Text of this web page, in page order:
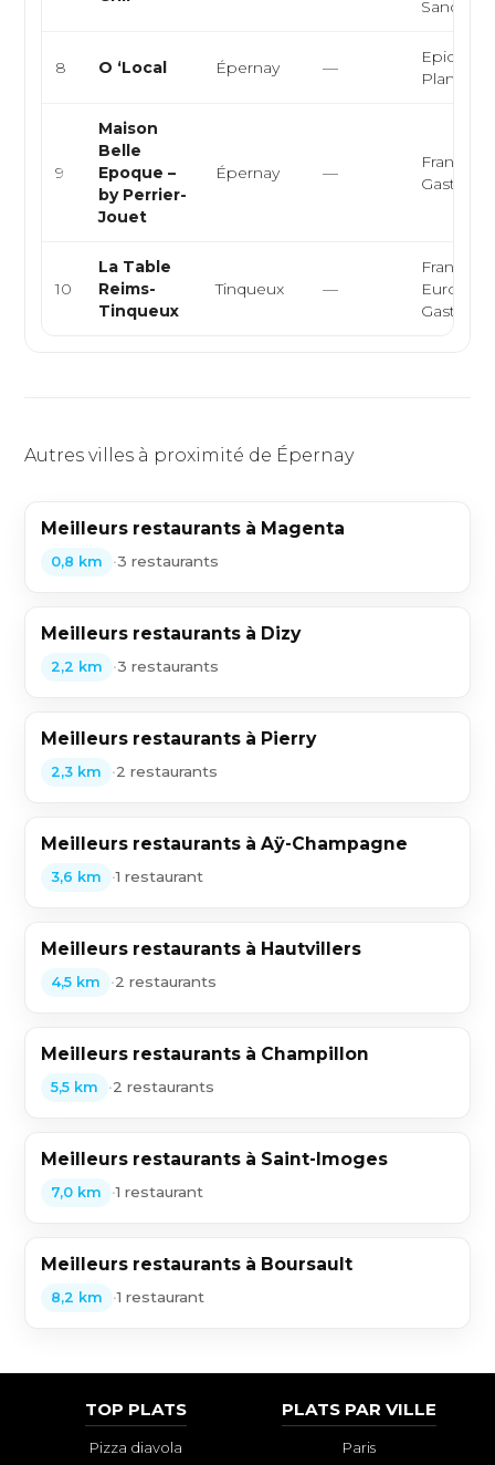
Sandwich
8 O ‘Local Épernay —
Epicerie
Planches
9
Maison
Belle
Epoque –
by Perrier-
Jouet
Épernay —
10
La Table
Reims-
Tinqueux
Tinqueux —
Autres villes à proximité de Épernay
Meilleurs restaurants à Magenta
0,8 km •3 restaurants
Meilleurs restaurants à Dizy
2,2 km •3 restaurants
Meilleurs restaurants à Pierry
2,3 km •2 restaurants
Meilleurs restaurants à Aÿ-Champagne
3,6 km •1 restaurant
Meilleurs restaurants à Hautvillers
4,5 km •2 restaurants
Meilleurs restaurants à Champillon
5,5 km •2 restaurants
Meilleurs restaurants à Saint-Imoges
7,0 km •1 restaurant
Meilleurs restaurants à Boursault
8,2 km •1 restaurant
TOP PLATS
Pizza diavola
PLATS PAR VILLE
Paris